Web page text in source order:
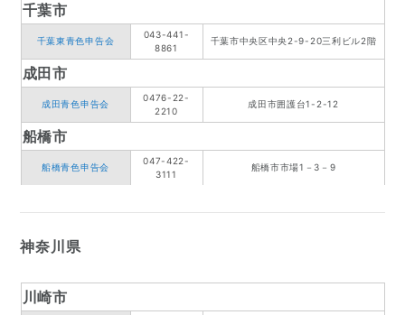
千葉市
千葉東青色申告会
043-441-
8861
千葉市中央区中央2-9-20三利ビル2階
成田市
成田青色申告会
0476-22-
2210
成田市囲護台1-2-12
船橋市
船橋青色申告会
047-422-
3111
船橋市市場1－3－9
神奈川県
川崎市